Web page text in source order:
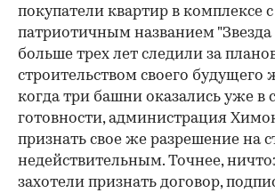
покупатели квартир в комплексе с
патриотичным названием "Звезда
больше трех лет следили за
строительством своего будущего
когда три башни оказались уже в
готовности, администрация
признать свое же разрешение на
недействительным. Точнее,
захотели признать договор,